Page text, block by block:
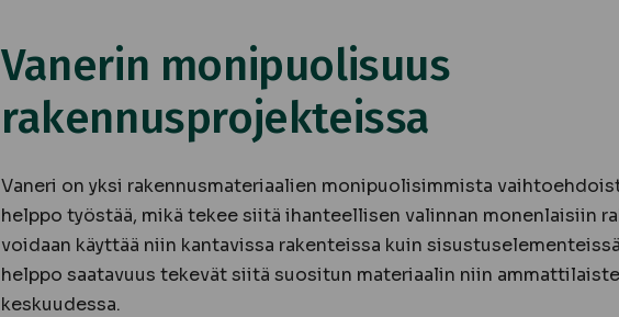
Vanerin monipuolisuus
rakennusprojekteissa
Vaneri on yksi rakennusmateriaalien monipuolisimmista
helppo työstää, mikä tekee siitä ihanteellisen valinnan monenlaisiin
voidaan käyttää niin kantavissa rakenteissa kuin
helppo saatavuus tekevät siitä suositun materiaalin niin
keskuudessa.